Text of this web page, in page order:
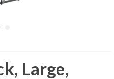
Large,